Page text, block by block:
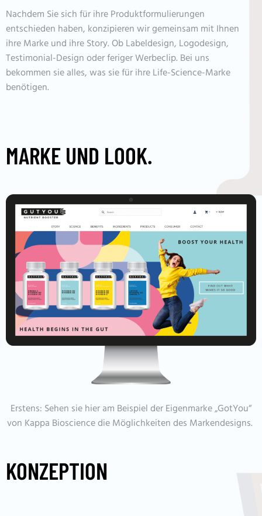
Nachdem Sie sich für ihre Produktformulierungen
entschieden haben, konzipieren wir gemeinsam mit Ihnen
ihre Marke und ihre Story. Ob Labeldesign, Logodesign,
Testimonial-Design oder feriger Werbeclip. Bei uns
bekommen sie alles, was sie für ihre Life-Science-Marke
benötigen.
MARKE UND LOOK.
Erstens: Sehen sie hier am Beispiel der Eigenmarke „GotYou“
von Kappa Bioscience die Möglichkeiten des Markendesigns.
KONZEPTION